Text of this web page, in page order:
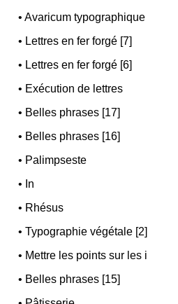
•Avaricum typographique
• Lettres en fer forgé [7]
• Lettres en fer forgé [6]
• Exécution de lettres
• Belles phrases [17]
• Belles phrases [16]
• Palimpseste
• In
• Rhésus
•Typographie végétale [2]
• Mettre les points sur les i
• Belles phrases [15]